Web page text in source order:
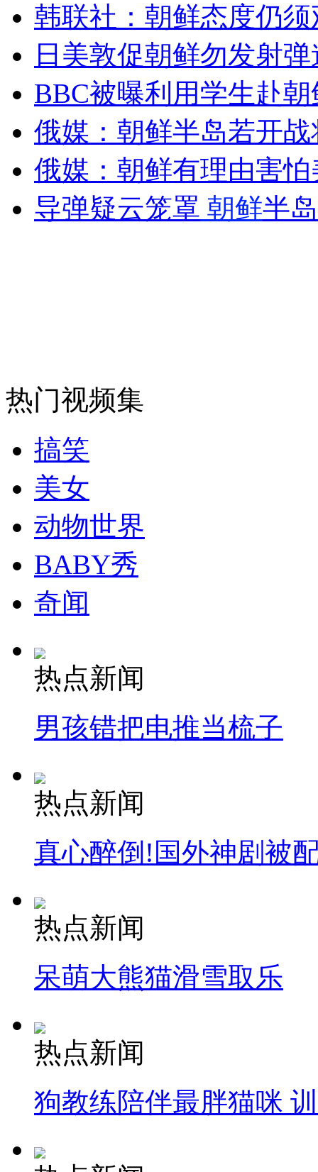
女孩北京地铁殴打老人 痛下狠手拳打脚踢
无痛分娩是否安全 医生回应
外交部：反对强权政治霸凌主义
外交部：有关国家言论片面不公正
纽约上演“枕头大战”
司机酒驾遇交警 急速倒车逃窜
韩联社：朝鲜态度仍须
日美敦促朝鲜勿发射
BBC被曝利用学生赴
俄媒：朝鲜半岛若开
俄媒：朝鲜有理由害
导弹疑云笼罩 朝鲜半
热门视频集
搞笑
美女
动物世界
BABY秀
奇闻
热点新闻
男孩错把电推当梳子
热点新闻
真心醉倒!国外神剧被
热点新闻
呆萌大熊猫滑雪取乐
热点新闻
狗教练陪伴最胖猫咪